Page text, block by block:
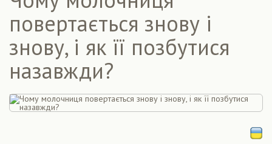
повертається знову і
знову, і як її позбутися
назавжди?